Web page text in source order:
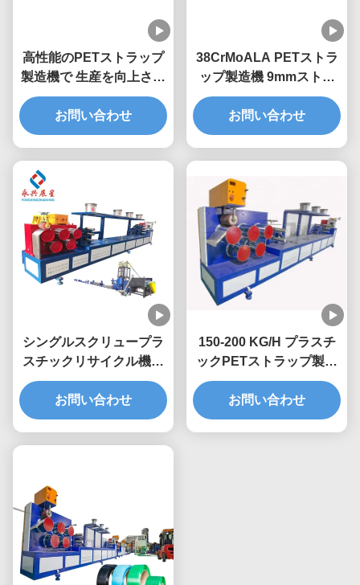
高性能のPETストラップ
製造機で 生産を向上させ
てください
お問い合わせ
38CrMoALA PETストラ
ップ製造機 9mmストラ
ッピングバンド製造機
お問い合わせ
シングルスクリュープラ
スチックリサイクル機械
9mm PETストラップエ
クストルーションライン
お問い合わせ
150-200 KG/H プラスチ
ックPETストラップ製作
機械 0.4-1.5mm
お問い合わせ